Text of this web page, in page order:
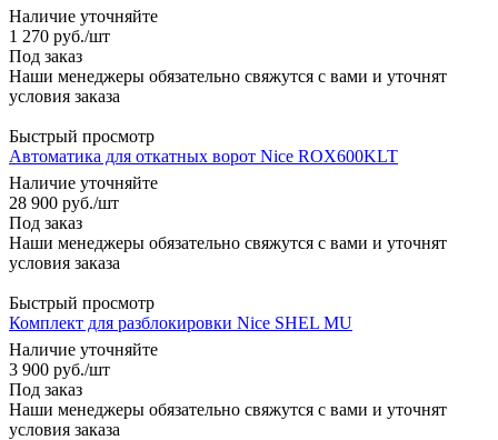
Наличие уточняйте
1 270 руб./шт
Под заказ
Наши менеджеры обязательно свяжутся с вами и уточнят
условия заказа
Быстрый просмотр
Автоматика для откатных ворот Nice ROX600KLT
Наличие уточняйте
28 900 руб./шт
Под заказ
Наши менеджеры обязательно свяжутся с вами и уточнят
условия заказа
Быстрый просмотр
Комплект для разблокировки Nice SHEL MU
Наличие уточняйте
3 900 руб./шт
Под заказ
Наши менеджеры обязательно свяжутся с вами и уточнят
условия заказа